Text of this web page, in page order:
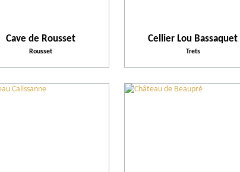
Cave de Rousset
Rousset
Cellier Lou Bassaquet
Trets